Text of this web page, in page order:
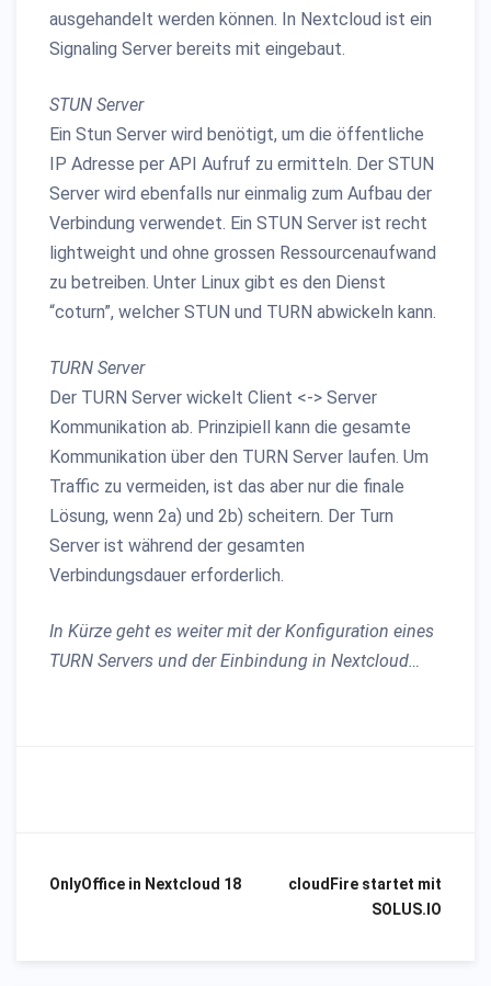
ausgehandelt werden können. In Nextcloud ist ein
Signaling Server bereits mit eingebaut.
STUN Server
Ein Stun Server wird benötigt, um die öffentliche
IP Adresse per API Aufruf zu ermitteln. Der STUN
Server wird ebenfalls nur einmalig zum Aufbau der
Verbindung verwendet. Ein STUN Server ist recht
lightweight und ohne grossen Ressourcenaufwand
zu betreiben. Unter Linux gibt es den Dienst
“coturn”, welcher STUN und TURN abwickeln kann.
TURN Server
Der TURN Server wickelt Client <-> Server
Kommunikation ab. Prinzipiell kann die gesamte
Kommunikation über den TURN Server laufen. Um
Traffic zu vermeiden, ist das aber nur die finale
Lösung, wenn 2a) und 2b) scheitern. Der Turn
Server ist während der gesamten
Verbindungsdauer erforderlich.
In Kürze geht es weiter mit der Konfiguration eines
TURN Servers und der Einbindung in Nextcloud…
OnlyOffice in Nextcloud 18
cloudFire startet mit
SOLUS.IO